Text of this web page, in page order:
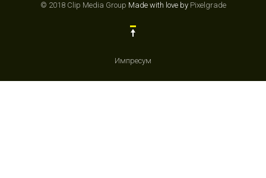
© 2018 Clip Media Group Made with love by Pixelgrade
Импресум